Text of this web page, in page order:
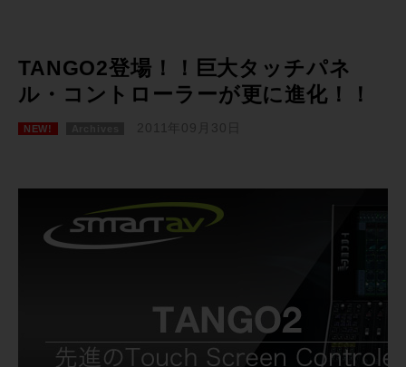
TANGO2登場！！巨大タッチパネ
ル・コントローラーが更に進化！！
NEW! 2011年09月30日